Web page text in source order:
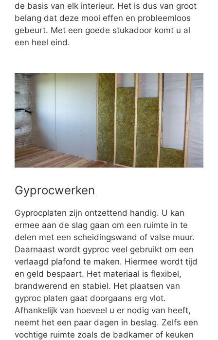
de basis van elk interieur. Het is dus van groot
belang dat deze mooi effen en probleemloos
gebeurt. Met een goede stukadoor komt u al
een heel eind.
Gyprocwerken
Gyprocplaten zijn ontzettend handig. U kan
ermee aan de slag gaan om een ruimte in te
delen met een scheidingswand of valse muur.
Daarnaast wordt gyproc veel gebruikt om een
verlaagd plafond te maken. Hiermee wordt tijd
en geld bespaart. Het materiaal is flexibel,
brandwerend en stabiel. Het plaatsen van
gyproc platen gaat doorgaans erg vlot.
Afhankelijk van hoeveel u er nodig van heeft,
neemt het een paar dagen in beslag. Zelfs een
vochtige ruimte zoals de badkamer of keuken